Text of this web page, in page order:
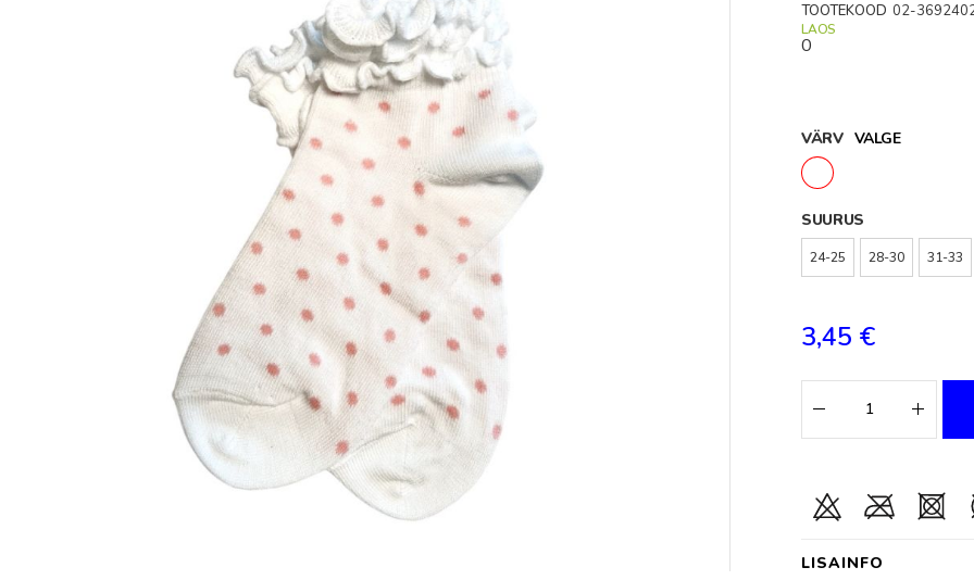
0
LAOS
TOOTEKOOD 02-
VÄRV VALGE
SUURUS
24-25 28-30 31-33
3,45 €
LISAINFO